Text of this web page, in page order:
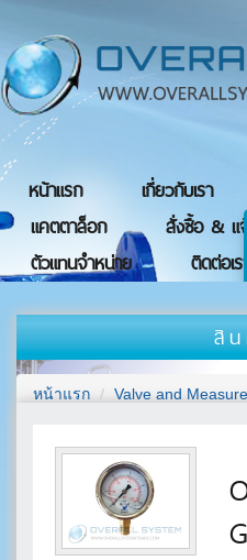
หน้าแรก เกี่ยวกับเรา
แคตตาล็อก
สั่งซื้อ & แจ้ง
ตัวแทนจำหน่าย
ติดต่อเรา
สิ
หน้าแรก Valve and